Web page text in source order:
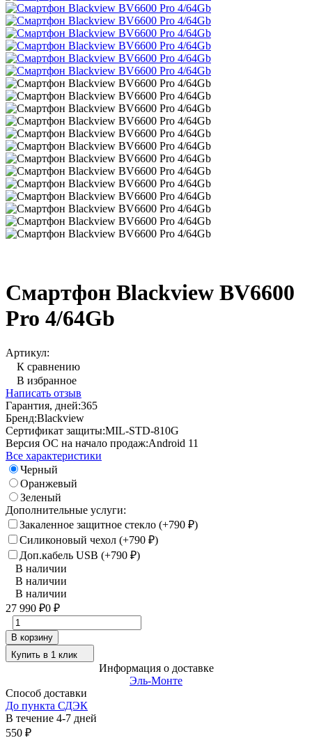
Смартфон Blackview BV6600
Pro 4/64Gb
Артикул:
К сравнению
В избранное
Написать отзыв
Гарантия, дней:365
Бренд:Blackview
Сертификат защиты:MIL-STD-810G
Версия ОС на начало продаж:Android 11
Все характеристики
Черный
Оранжевый
Зеленый
Дополнительные услуги:
Закаленное защитное стекло (+790 ₽)
Силиконовый чехол (+790 ₽)
Доп.кабель USB (+790 ₽)
В наличии
В наличии
В наличии
27 990 ₽0 ₽
В корзину
Купить в 1 клик
Информация о доставке
Эль-Монте
Способ доставки
До пункта СДЭК
В течение 4-7 дней
550 ₽